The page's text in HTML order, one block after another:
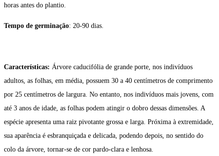
horas antes do plantio.
Tempo de germinação: 20-90 dias.
Características: Árvore caducifólia de grande porte, nos indivíduos
adultos, as folhas, em média, possuem 30 a 40 centímetros de comprimento
por 25 centímetros de largura. No entanto, nos indivíduos mais jovens, com
até 3 anos de idade, as folhas podem atingir o dobro dessas dimensões. A
espécie apresenta uma raiz pivotante grossa e larga. Próxima à extremidade,
sua aparência é esbranquiçada e delicada, podendo depois, no sentido do
colo da árvore, tornar-se de cor pardo-clara e lenhosa.